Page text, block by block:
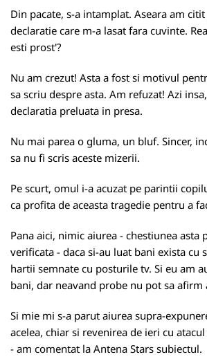
Din pacate, s-a intamplat. Aseara am
declaratie care m-a lasat fara cuvinte.
esti prost'?
Nu am crezut! Asta a fost si motivul
sa scriu despre asta. Am refuzat! Azi
declaratia preluata in presa.
Nu mai parea o gluma, un bluf. Sincer,
sa nu fi scris aceste mizerii.
Pe scurt, omul i-a acuzat pe parintii
ca profita de aceasta tragedie pentru a
Pana aici, nimic aiurea - chestiunea asta
verificata - daca si-au luat bani exista cu
hartii semnate cu posturile tv. Si eu am
bani, dar neavand probe nu pot sa afirm
Si mie mi s-a parut aiurea supra-
acelea, chiar si revenirea de ieri cu
- am comentat la Antena Stars subiectul.